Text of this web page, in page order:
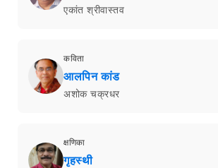
एकांत श्रीवास्तव
कविता
आलपिन कांड
अशोक चक्रधर
क्षणिका
गृहस्थी